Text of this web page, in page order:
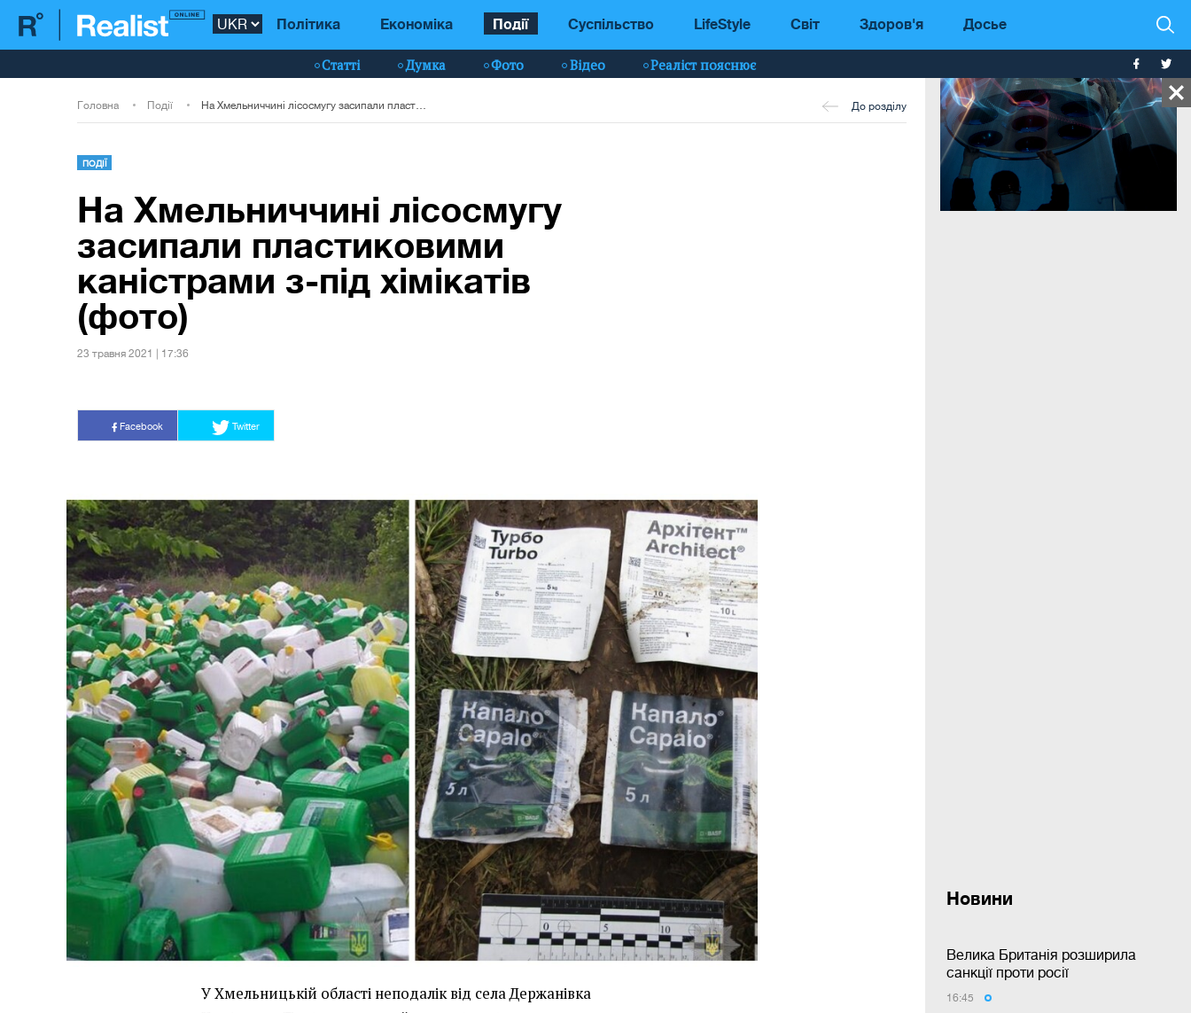
Політика Економіка Події Суспільство LifeStyle Світ Здоров'я Досье
Статті Думка Фото Відео Реаліст пояснює
Новини
Велика Британія розширила
санкції проти росії
16:45
Головна Події До розділу
ПОДІЇ
На Хмельниччині лісосмугу
засипали пластиковими
каністрами з-під хімікатів
(фото)
23 травня 2021 | 17:36
Facebook Twitter
У Хмельницькій області неподалік від села Держанівка